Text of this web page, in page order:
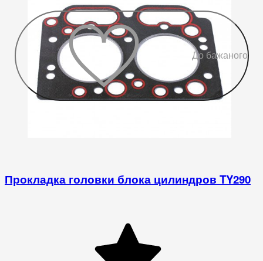
До бажаного
Прокладка головки блока цилиндров TY290